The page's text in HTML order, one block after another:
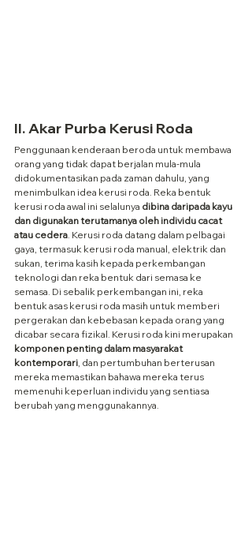
II. Akar Purba Kerusi Roda
Penggunaan kenderaan beroda untuk membawa
orang yang tidak dapat berjalan mula-mula
didokumentasikan pada zaman dahulu, yang
menimbulkan idea kerusi roda. Reka bentuk
kerusi roda awal ini selalunya dibina daripada kayu
dan digunakan terutamanya oleh individu cacat
atau cedera. Kerusi roda datang dalam pelbagai
gaya, termasuk kerusi roda manual, elektrik dan
sukan, terima kasih kepada perkembangan
teknologi dan reka bentuk dari semasa ke
semasa. Di sebalik perkembangan ini, reka
bentuk asas kerusi roda masih untuk memberi
pergerakan dan kebebasan kepada orang yang
dicabar secara fizikal. Kerusi roda kini merupakan
komponen penting dalam masyarakat
kontemporari, dan pertumbuhan berterusan
mereka memastikan bahawa mereka terus
memenuhi keperluan individu yang sentiasa
berubah yang menggunakannya.